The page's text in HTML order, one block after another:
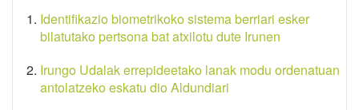
Identifikazio biometrikoko sistema berriari esker
bilatutako pertsona bat atxilotu dute Irunen
Irungo Udalak errepideetako lanak modu ordenatuan
antolatzeko eskatu dio Aldundiari